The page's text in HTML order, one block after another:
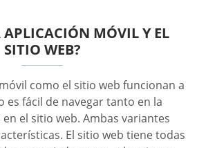
APLICACIÓN MÓVIL Y EL
SITIO WEB?
como el sitio web funcionan a
es fácil de navegar tanto en la
el sitio web. Ambas variantes
El sitio web tiene todas